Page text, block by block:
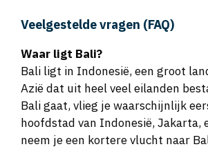
Veelgestelde vragen (FAQ)
Waar ligt Bali?
Bali ligt in Indonesië, een groot
Azië dat uit heel veel eilanden
Bali gaat, vlieg je waarschijnlijk
hoofdstad van Indonesië, Jakarta,
neem je een kortere vlucht naar